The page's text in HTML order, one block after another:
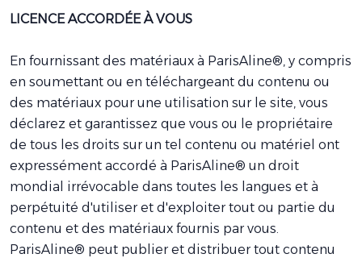
LICENCE ACCORDÉE À VOUS
En fournissant des matériaux à ParisAline®, y compris
en soumettant ou en téléchargeant du contenu ou
des matériaux pour une utilisation sur le site, vous
déclarez et garantissez que vous ou le propriétaire
de tous les droits sur un tel contenu ou matériel ont
expressément accordé à ParisAline® un droit
mondial irrévocable dans toutes les langues et à
perpétuité d'utiliser et d'exploiter tout ou partie du
contenu et des matériaux fournis par vous.
ParisAline® peut publier et distribuer tout contenu